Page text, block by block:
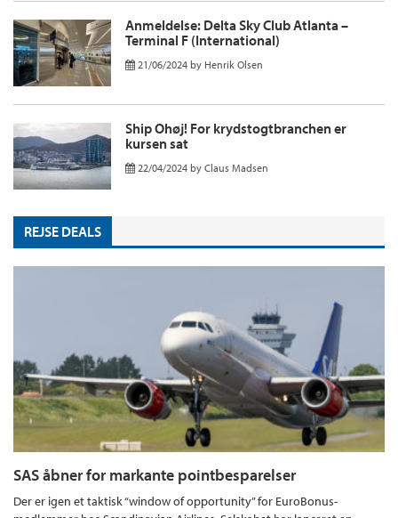
Anmeldelse: Delta Sky Club Atlanta –
Terminal F (International)
21/06/2024 by Henrik Olsen
Ship Ohøj! For krydstogtbranchen er
kursen sat
22/04/2024 by Claus Madsen
REJSE DEALS
SAS åbner for markante pointbesparelser
Der er igen et taktisk “window of opportunity” for EuroBonus-